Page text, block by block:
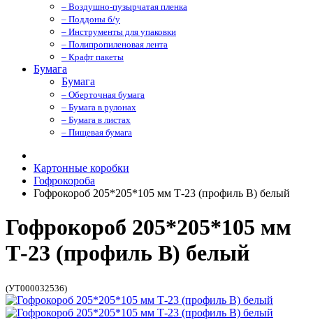
– Воздушно-пузырчатая пленка
– Поддоны б/у
– Инструменты для упаковки
– Полипропиленовая лента
– Крафт пакеты
Бумага
Бумага
– Оберточная бумага
– Бумага в рулонах
– Бумага в листах
– Пищевая бумага
Картонные коробки
Гофрокороба
Гофрокороб 205*205*105 мм Т-23 (профиль B) белый
Гофрокороб 205*205*105 мм
Т-23 (профиль B) белый
(УТ000032536)